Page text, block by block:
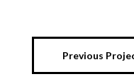
Previous